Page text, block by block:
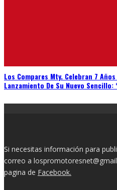
Los Compares Mty. Celebran 7
Lanzamiento De Su Nuevo Sencillo:
Si necesitas información para
correo a
pagina de Facebook.